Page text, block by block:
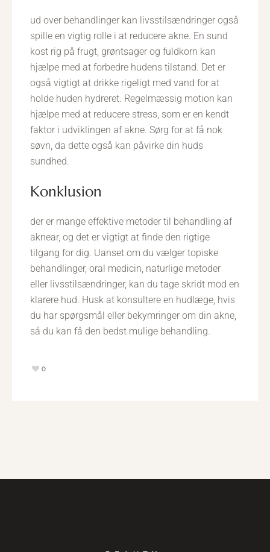
ud over behandlinger kan livsstilsændringer også
spille en vigtig rolle i at reducere akne. En sund
kost rig på frugt, grøntsager og fuldkorn kan
hjælpe med at forbedre hudens tilstand. Det er
også vigtigt at drikke rigeligt med vand for at
holde huden hydreret. Regelmæssig motion kan
hjælpe med at reducere stress, som er en kendt
faktor i udviklingen af akne. Sørg for at få nok
søvn, da dette også kan påvirke din huds
sundhed.
konklusion
der er mange effektive metoder til behandling af
aknear, og det er vigtigt at finde den rigtige
tilgang for dig. Uanset om du vælger topiske
behandlinger, oral medicin, naturlige metoder
eller livsstilsændringer, kan du tage skridt mod en
klarere hud. Husk at konsultere en hudlæge, hvis
du har spørgsmål eller bekymringer om din akne,
så du kan få den bedst mulige behandling.
0